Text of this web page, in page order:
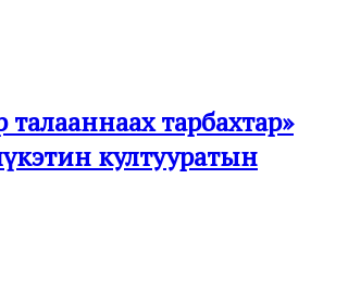
тарбахтар»
култууратын